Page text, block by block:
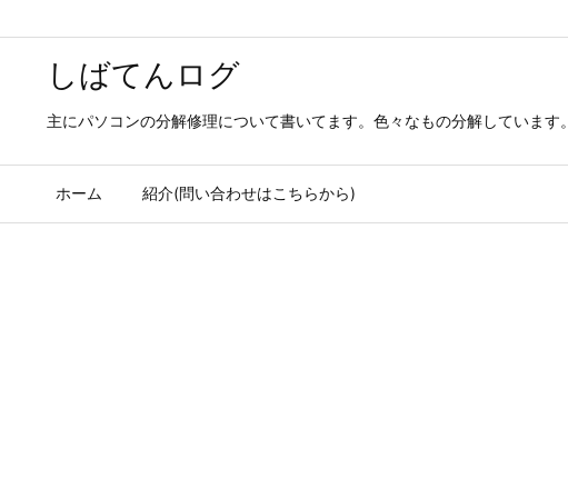
しばてんログ
主にパソコンの分解修理について書いてます。色々なもの分解しています。
ホーム 紹介(問い合わせはこちらから)